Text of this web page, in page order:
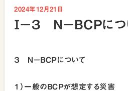
2024年12月21日
Ⅰ－３ Ｎ－ＢＣＰに
３ Ｎ－ＢＣＰについて
１）一般のＢＣＰが想定する災害